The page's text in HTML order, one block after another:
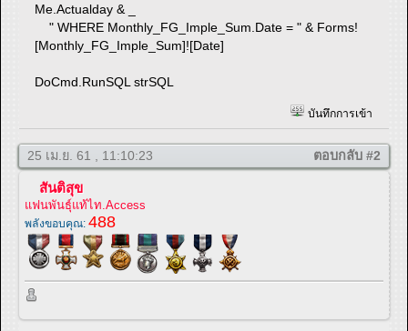
Me.Actualday & _
" WHERE Monthly_FG_Imple_Sum.Date = " & Forms!
[Monthly_FG_Imple_Sum]![Date]
DoCmd.RunSQL strSQL
บันทึกการเข้า
25 เม.ย. 61 , 11:10:23 ตอบกลับ #2
สันติสุข
แฟนพันธุ์แท้ไท.Access
พลังขอบคุณ: 488